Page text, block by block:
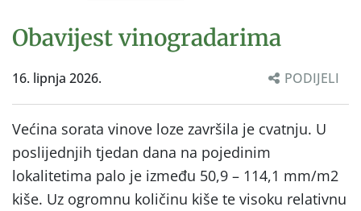
Obavijest vinogradarima
16. lipnja 2026. PODIJELI
Većina sorata vinove loze završila je cvatnju. U
poslijednjih tjedan dana na pojedinim
lokalitetima palo je između 50,9 – 114,1 mm/m2
kiše. Uz ogromnu količinu kiše te visoku relativnu